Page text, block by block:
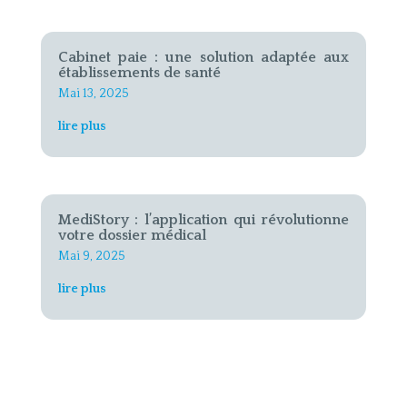
Cabinet paie : une solution adaptée aux
établissements de santé
Mai 13, 2025
lire plus
MediStory : l’application qui révolutionne
votre dossier médical
Mai 9, 2025
lire plus